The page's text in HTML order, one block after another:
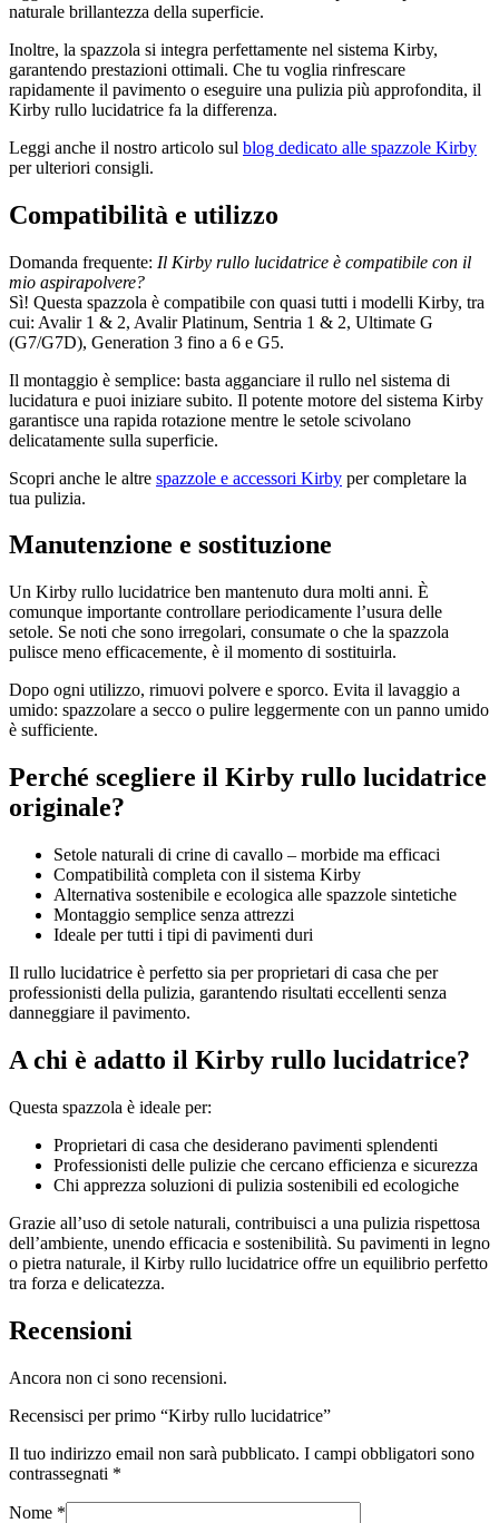
naturale brillantezza della superficie.
Inoltre, la spazzola si integra perfettamente nel sistema Kirby,
garantendo prestazioni ottimali. Che tu voglia rinfrescare
rapidamente il pavimento o eseguire una pulizia più approfondita, il
Kirby rullo lucidatrice fa la differenza.
Leggi anche il nostro articolo sul blog dedicato alle spazzole Kirby
per ulteriori consigli.
Compatibilità e utilizzo
Domanda frequente: Il Kirby rullo lucidatrice è compatibile con il
mio aspirapolvere?
Sì! Questa spazzola è compatibile con quasi tutti i modelli Kirby, tra
cui: Avalir 1 & 2, Avalir Platinum, Sentria 1 & 2, Ultimate G
(G7/G7D), Generation 3 fino a 6 e G5.
Il montaggio è semplice: basta agganciare il rullo nel sistema di
lucidatura e puoi iniziare subito. Il potente motore del sistema Kirby
garantisce una rapida rotazione mentre le setole scivolano
delicatamente sulla superficie.
Scopri anche le altre spazzole e accessori Kirby per completare la
tua pulizia.
Manutenzione e sostituzione
Un Kirby rullo lucidatrice ben mantenuto dura molti anni. È
comunque importante controllare periodicamente l’usura delle
setole. Se noti che sono irregolari, consumate o che la spazzola
pulisce meno efficacemente, è il momento di sostituirla.
Dopo ogni utilizzo, rimuovi polvere e sporco. Evita il lavaggio a
umido: spazzolare a secco o pulire leggermente con un panno umido
è sufficiente.
Perché scegliere il Kirby rullo lucidatrice
originale?
Setole naturali di crine di cavallo – morbide ma efficaci
Compatibilità completa con il sistema Kirby
Alternativa sostenibile e ecologica alle spazzole sintetiche
Montaggio semplice senza attrezzi
Ideale per tutti i tipi di pavimenti duri
Il rullo lucidatrice è perfetto sia per proprietari di casa che per
professionisti della pulizia, garantendo risultati eccellenti senza
danneggiare il pavimento.
A chi è adatto il Kirby rullo lucidatrice?
Questa spazzola è ideale per:
Proprietari di casa che desiderano pavimenti splendenti
Professionisti delle pulizie che cercano efficienza e sicurezza
Chi apprezza soluzioni di pulizia sostenibili ed ecologiche
Grazie all’uso di setole naturali, contribuisci a una pulizia rispettosa
dell’ambiente, unendo efficacia e sostenibilità. Su pavimenti in legno
o pietra naturale, il Kirby rullo lucidatrice offre un equilibrio perfetto
tra forza e delicatezza.
Recensioni
Ancora non ci sono recensioni.
Recensisci per primo “Kirby rullo lucidatrice”
Il tuo indirizzo email non sarà pubblicato. I campi obbligatori sono
contrassegnati *
Nome *